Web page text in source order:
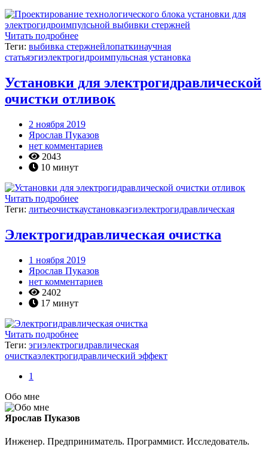
Читать подробнее
Теги: выбивка стержнейлопаткинаучная
статьяэгиэлектрогидроимпульсная установка
Установки для электрогидравлической
очистки отливок
2 ноября 2019
Ярослав Пуказов
нет комментариев
2043
10 минут
Читать подробнее
Теги: литьеочисткаустановкаэгиэлектрогидравлическая
Электрогидравлическая очистка
1 ноября 2019
Ярослав Пуказов
нет комментариев
2402
17 минут
Читать подробнее
Теги: эгиэлектрогидравлическая
очисткаэлектрогидравлический эффект
1
Обо мне
Ярослав Пуказов
Инженер. Предприниматель. Программист. Исследователь.